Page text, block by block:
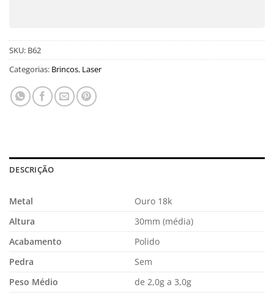
SKU: B62
Categorias: Brincos, Laser
DESCRIÇÃO
Metal
Ouro 18k
Altura
30mm (média)
Acabamento
Polido
Pedra
Sem
Peso Médio
de 2,0g a 3,0g